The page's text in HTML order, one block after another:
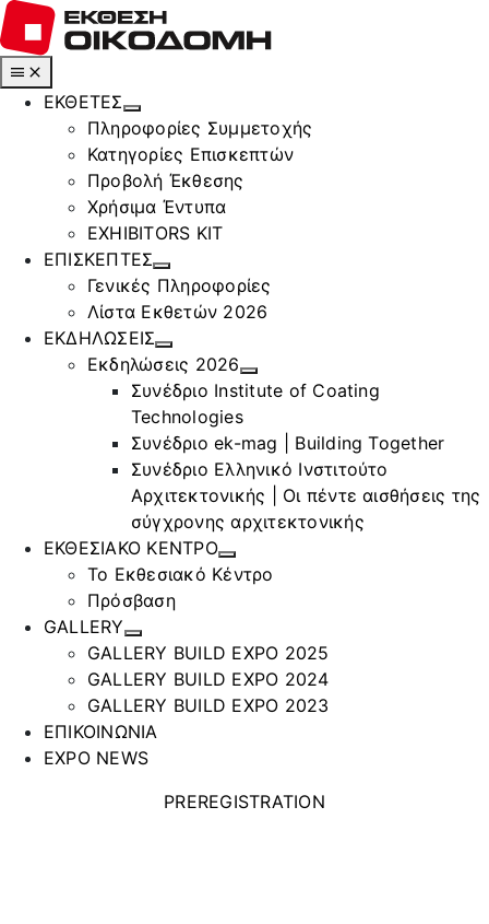
Μετάβαση
στο
περιεχόμενο
Toggle
Navigation
ΕΚΘΕΤΕΣ
Πληροφορίες Συμμετοχής
Κατηγορίες Επισκεπτών
Προβολή Έκθεσης
Χρήσιμα Έντυπα
EXHIBITORS KIT
ΕΠΙΣΚΕΠΤΕΣ
Γενικές Πληροφορίες
Λίστα Εκθετών 2026
ΕΚΔΗΛΩΣΕΙΣ
Εκδηλώσεις 2026
Συνέδριο Institute of Coating
Technologies
Συνέδριο ek-mag | Building Together
Συνέδριο Ελληνικό Ινστιτούτο
Αρχιτεκτονικής | Οι πέντε αισθήσεις της
σύγχρονης αρχιτεκτονικής
ΕΚΘΕΣΙΑΚΟ ΚΕΝΤΡΟ
Το Εκθεσιακό Κέντρο
Πρόσβαση
GALLERY
GALLERY BUILD EXPO 2025
GALLERY BUILD EXPO 2024
GALLERY BUILD EXPO 2023
ΕΠΙΚΟΙΝΩΝΙΑ
EXPO NEWS
PREREGISTRATION